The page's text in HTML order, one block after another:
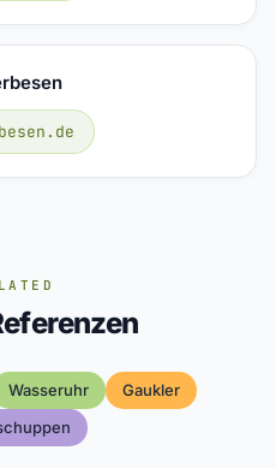
Wasseruhr
Gaukler